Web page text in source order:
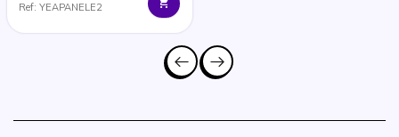
Ref: YEAPANELE2